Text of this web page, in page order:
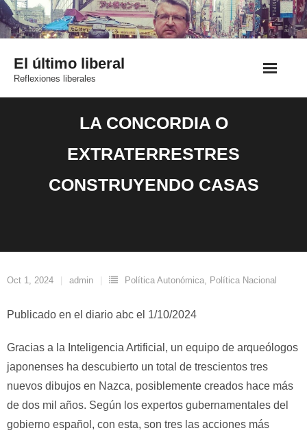
Saltar
al
El último liberal
Reflexiones liberales
LA CONCORDIA O
EXTRATERRESTRES
CONSTRUYENDO CASAS
Oct 1, 2024 admin Política Autonómica, Política Nacional
Publicado en el diario abc el 1/10/2024
Gracias a la Inteligencia Artificial, un equipo de arqueólogos
japonenses ha descubierto un total de trescientos tres
nuevos dibujos en Nazca, posiblemente creados hace más
de dos mil años. Según los expertos gubernamentales del
gobierno español, con esta, son tres las acciones más